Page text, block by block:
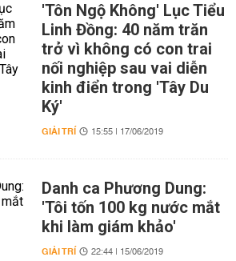
'Tôn Ngộ Không' Lục Tiểu
Linh Đồng: 40 năm trăn
trở vì không có con trai
nối nghiệp sau vai diễn
kinh điển trong 'Tây Du
Ký'
GIẢI TRÍ 15:55 | 17/06/2019
Danh ca Phương Dung:
'Tôi tốn 100 kg nước mắt
khi làm giám khảo'
GIẢI TRÍ 22:44 | 15/06/2019